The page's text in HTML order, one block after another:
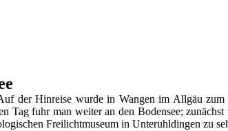
der Hinreise wurde in Wangen im Allgäu zum
fuhr man weiter an den Bodensee;
Freilichtmuseum in Unteruhldingen zu